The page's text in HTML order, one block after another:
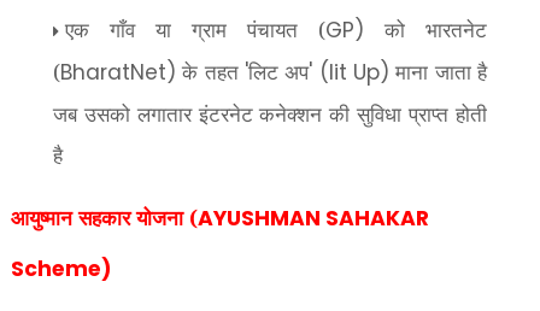
एक गाँव या ग्राम पंचायत (GP)को भारतनेट
(BharatNet)के तहत 'लिट अप' (lit Up)माना जाता है
जब उसको लगातार इंटरनेट कनेक्शन की सुविधा प्राप्त होती
है
आयुष्मान सहकार योजना (AYUSHMAN SAHAKAR
Scheme)